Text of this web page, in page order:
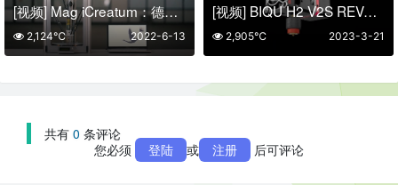
[视频] Mag iCreatum：德国制造的多合一 3D打印机
2022-6-13
2,124℃
[视频] BIQU H2 V2S REVO 适用于3D打印机的直驱/近程挤出机
2023-3-21
2,905℃
共有 0 条评论
您必须 登陆 或 注册 后可评论